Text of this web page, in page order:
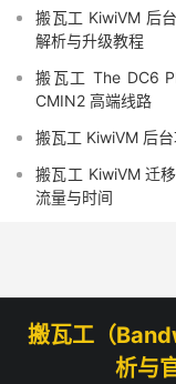
搬瓦工 KiwiVM 后
解析与升级教程
搬瓦工 The DC6
CMIN2 高端线路
搬瓦工 KiwiVM 后
搬瓦工 KiwiVM 迁
流量与时间
搬瓦工（
析与